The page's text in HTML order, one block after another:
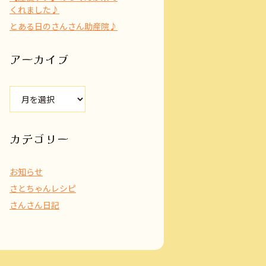
くれました♪
とある日のさんさん助産院♪
アーカイブ
ブ
カテゴリー
お知らせ
さとちゃんレシピ
さんさん日記